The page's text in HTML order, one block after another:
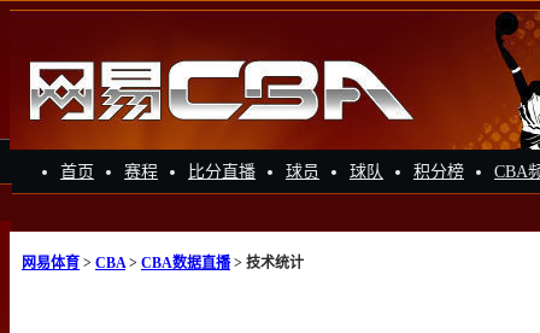
首页 赛程 比分直播 球员 球队 积分榜 CBA
网易体育 > CBA> CBA数据直播> 技术统计